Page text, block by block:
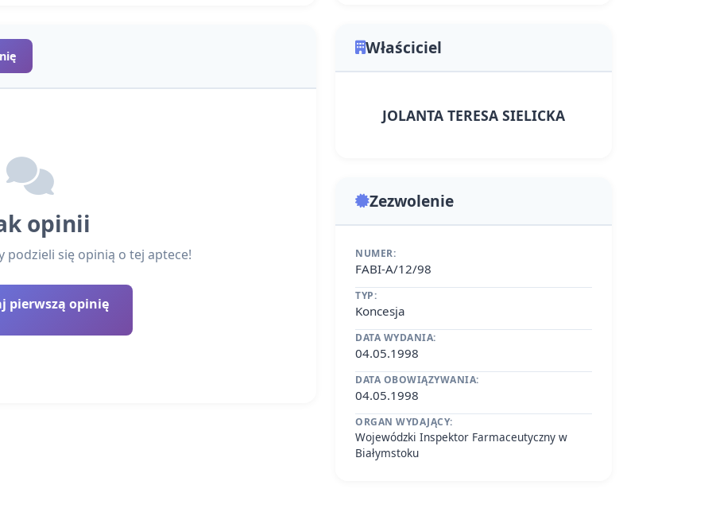
opinii
podzieli się opinią o tej aptece!
pierwszą opinię
Właściciel
JOLANTA TERESA SIELICKA
Zezwolenie
NUMER:
FABI-A/12/98
TYP:
Koncesja
DATA WYDANIA:
04.05.1998
DATA OBOWIĄZYWANIA:
04.05.1998
ORGAN WYDAJĄCY:
Wojewódzki Inspektor Farmaceutyczny w
Białymstoku